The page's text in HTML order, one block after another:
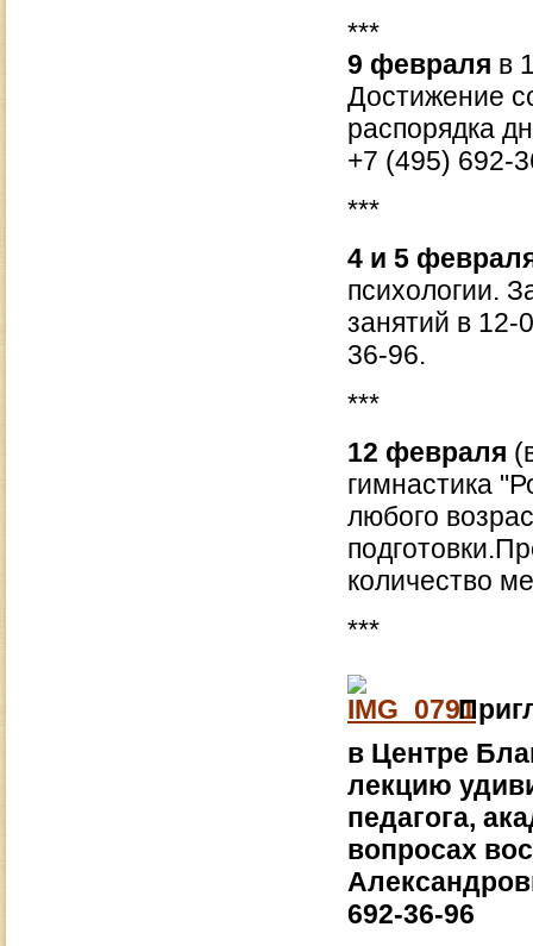
***
9 февраля в
Достижение
распорядка
+7 (495) 692-
***
4 и 5
психологии.
занятий в 12-
36-96.
***
12 февраля
гимнастика
любого
количество
***
в Центре
лекцию
педагога,
вопросах
692-36-96